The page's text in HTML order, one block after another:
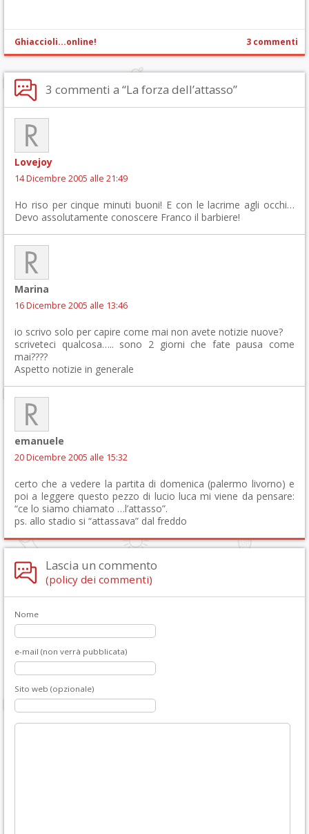
Ghiaccioli...online! 3 commenti
3 commenti a “La forza dell’attasso”
Lovejoy
14 Dicembre 2005 alle 21:49
Ho riso per cinque minuti buoni! E con le lacrime agli occhi…
Devo assolutamente conoscere Franco il barbiere!
Marina
16 Dicembre 2005 alle 13:46
io scrivo solo per capire come mai non avete notizie nuove?
scriveteci qualcosa….. sono 2 giorni che fate pausa come
mai????
Aspetto notizie in generale
emanuele
20 Dicembre 2005 alle 15:32
certo che a vedere la partita di domenica (palermo livorno) e
poi a leggere questo pezzo di lucio luca mi viene da pensare:
“ce lo siamo chiamato …l’attasso”.
ps. allo stadio si “attassava” dal freddo
Lascia un commento
(policy dei commenti)
Nome
e-mail (non verrà pubblicata)
Sito web (opzionale)